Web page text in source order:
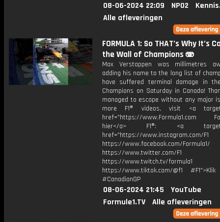
08-06-2024 22:09 NPO2
Alle afleveringen
FORMULA 1: So THAT’s Why It’s
the Wall of Champions 🫨
Max Verstappen was millimetres
adding his name to the long list of
have suffered terminal damage in
Champions on Saturday in Canada!
managed to escape without any major
more F1® videos, visit <a
href="https://www.Formula1.com
hier</a> F1®: <a
href="https://www.instagram.com/F1
https://www.facebook.com/Formula1/
https://www.twitter.com/F1
https://www.twitch.tv/formula1
https://www.tiktok.com/@f1
#CanadianGP
08-06-2024 21:45
YouTube
Formule1.TV
Alle afleveringen